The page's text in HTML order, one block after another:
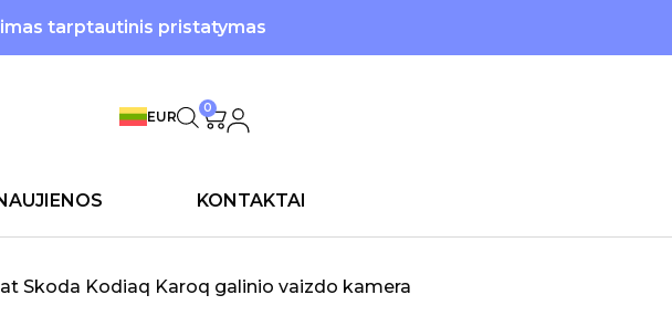
tarptautinis pristatymas
EUR
0
KONTAKTAI
Skoda Kodiaq Karoq galinio vaizdo kamera